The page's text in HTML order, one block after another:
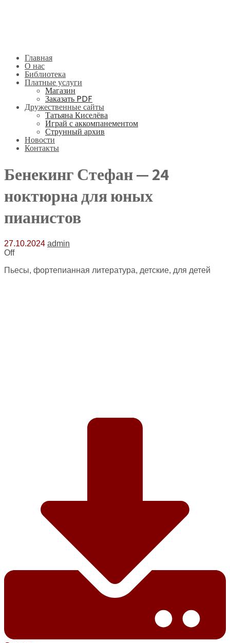
Главная
О нас
Библиотека
Платные услуги
Магазин
Заказать PDF
Дружественные сайты
Татьяна Киселёва
Играй с аккомпанементом
Струнный архив
Новости
Контакты
Бенекинг Стефан — 24
ноктюрна для юных
пианистов
27.10.2024 admin
Off
Пьесы, фортепианная литература, детские, для детей